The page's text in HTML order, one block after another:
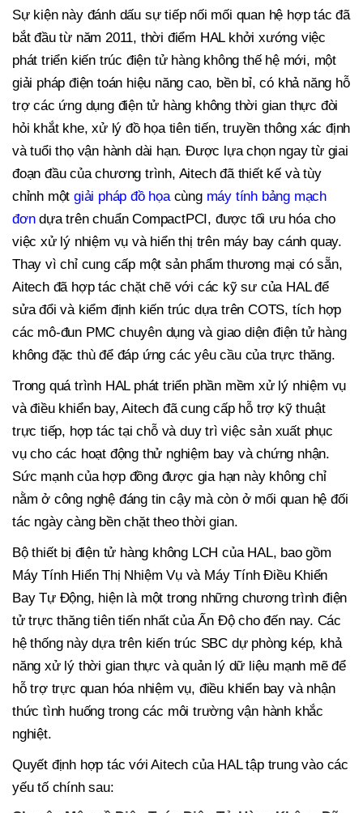
Sự kiện này đánh dấu sự tiếp nối mối quan hệ hợp tác đã
bắt đầu từ năm 2011, thời điểm HAL khởi xướng việc
phát triển kiến trúc điện tử hàng không thế hệ mới, một
giải pháp điện toán hiệu năng cao, bền bỉ, có khả năng hỗ
trợ các ứng dụng điện tử hàng không thời gian thực đòi
hỏi khắt khe, xử lý đồ họa tiên tiến, truyền thông xác định
và tuổi thọ vận hành dài hạn. Được lựa chọn ngay từ giai
đoạn đầu của chương trình, Aitech đã thiết kế và tùy
chỉnh mộtgiải pháp đồ họacùng máy tính bảng mạch
đơndựa trên chuẩn CompactPCI, được tối ưu hóa cho
việc xử lý nhiệm vụ và hiển thị trên máy bay cánh quay.
Thay vì chỉ cung cấp một sản phẩm thương mại có sẵn,
Aitech đã hợp tác chặt chẽ với các kỹ sư của HAL để
sửa đổi và kiểm định kiến trúc dựa trên COTS, tích hợp
các mô-đun PMC chuyên dụng và giao diện điện tử hàng
không đặc thù để đáp ứng các yêu cầu của trực thăng.
Trong quá trình HAL phát triển phần mềm xử lý nhiệm vụ
và điều khiển bay, Aitech đã cung cấp hỗ trợ kỹ thuật
trực tiếp, hợp tác tại chỗ và duy trì việc sản xuất phục
vụ cho các hoạt động thử nghiệm bay và chứng nhận.
Sức mạnh của hợp đồng được gia hạn này không chỉ
nằm ở công nghệ đáng tin cậy mà còn ở mối quan hệ đối
tác ngày càng bền chặt theo thời gian.
Bộ thiết bị điện tử hàng không LCH của HAL, bao gồm
Máy Tính Hiển Thị Nhiệm Vụ và Máy Tính Điều Khiển
Bay Tự Động, hiện là một trong những chương trình điện
tử trực thăng tiên tiến nhất của Ấn Độ cho đến nay. Các
hệ thống này dựa trên kiến trúc SBC dự phòng kép, khả
năng xử lý thời gian thực và quản lý dữ liệu mạnh mẽ để
hỗ trợ trực quan hóa nhiệm vụ, điều khiển bay và nhận
thức tình huống trong các môi trường vận hành khắc
nghiệt.
Quyết định hợp tác với Aitech của HAL tập trung vào các
yếu tố chính sau: